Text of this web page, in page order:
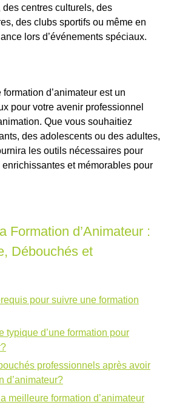
centres culturels, des
des clubs sportifs ou même en
lors d’événements spéciaux.
d’animateur est un
pour votre avenir professionnel
Que vous souhaitiez
des adolescents ou des adultes,
les outils nécessaires pour
et mémorables pour
Formation d’Animateur :
Débouchés et
pour suivre une formation
typique d’une formation pour
professionnels après avoir
d’animateur?
meilleure formation d’animateur